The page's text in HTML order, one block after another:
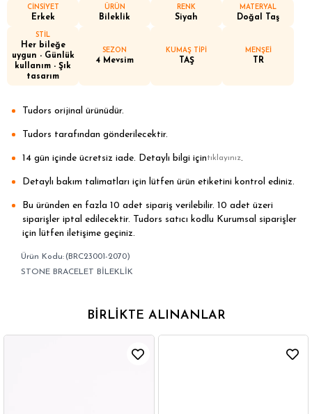
CİNSİYET
Erkek
ÜRÜN
Bileklik
RENK
Siyah
MATERYAL
Doğal Taş
STİL
Her bileğe
uygun - Günlük
kullanım - Şık
tasarım
SEZON
4 Mevsim
KUMAŞ TİPİ
TAŞ
MENŞEİ
TR
Tudors orijinal ürünüdür.
Tudors tarafından gönderilecektir.
14 gün içinde ücretsiz iade. Detaylı bilgi içintıklayınız.
Detaylı bakım talimatları için lütfen ürün etiketini kontrol ediniz.
Bu üründen en fazla 10 adet sipariş verilebilir. 10 adet üzeri
siparişler iptal edilecektir. Tudors satıcı kodlu Kurumsal siparişler
için lütfen iletişime geçiniz.
(BRC23001-2070)
STONE BRACELET BİLEKLİK
BIRLIKTE ALINANLAR